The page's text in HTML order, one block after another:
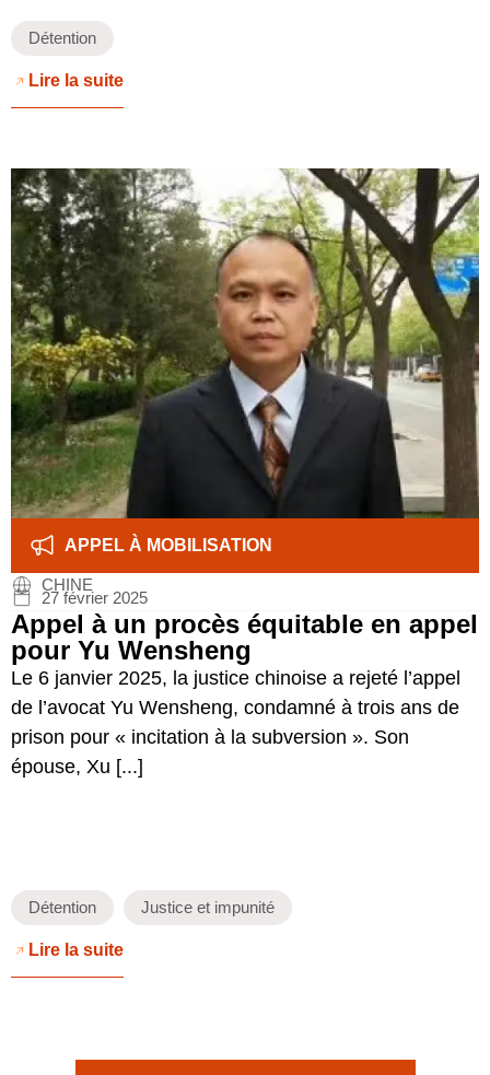
Détention
Lire la suite
APPEL À MOBILISATION
CHINE
27 février 2025
Appel à un procès équitable en appel
pour Yu Wensheng
Le 6 janvier 2025, la justice chinoise a rejeté l’appel
de l’avocat Yu Wensheng, condamné à trois ans de
prison pour « incitation à la subversion ». Son
épouse, Xu [...]
Détention Justice et impunité
Lire la suite